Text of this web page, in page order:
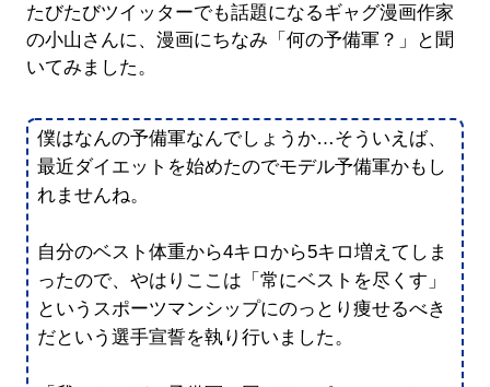
たびたびツイッターでも話題になるギャグ漫画作家
の小山さんに、漫画にちなみ「何の予備軍？」と聞
いてみました。
僕はなんの予備軍なんでしょうか…そういえば、
最近ダイエットを始めたのでモデル予備軍かもし
れませんね。
自分のベスト体重から4キロから5キロ増えてしま
ったので、やはりここは「常にベストを尽くす」
というスポーツマンシップにのっとり痩せるべき
だという選手宣誓を執り行いました。